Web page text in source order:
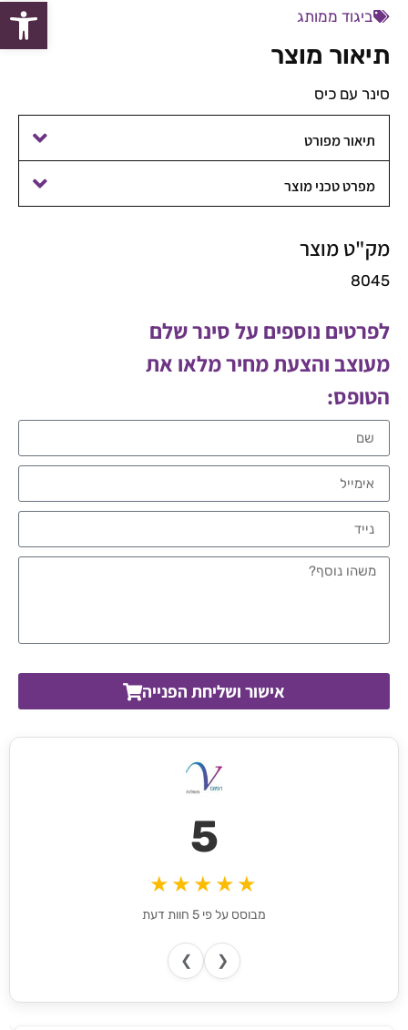
ביגוד ממותג
תיאור מוצר
סינר עם כיס
תיאור מפורט
מפרט טכני מוצר
מק"ט מוצר
8045
לפרטים נוספים על סינר שלם
מעוצב והצעת מחיר מלאו את
הטופס:
אישור ושליחת הפנייה
5
★★★★★
מבוסס על פי 5 חוות דעת
❯ ❮
פתח